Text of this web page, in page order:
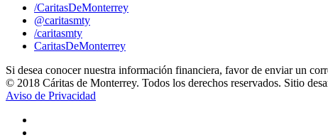
/CaritasDeMonterrey
@caritasmty
/caritasmty
CaritasDeMonterrey
Si desea conocer nuestra información financiera, favor de enviar un
© 2018 Cáritas de Monterrey. Todos los derechos reservados. Sitio
Aviso de Privacidad